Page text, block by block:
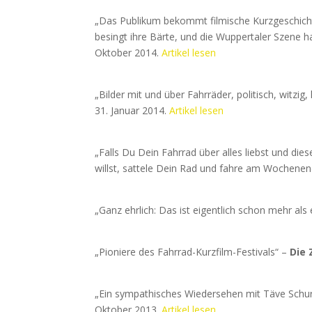
„Das Publikum bekommt filmische
besingt ihre Bärte, und die Wuppertaler Szene
Oktober 2014. Artikel lesen
„Bilder mit und über Fahrräder, politisch,
31. Januar 2014. Artikel lesen
„Falls Du Dein Fahrrad über alles liebst und
willst, sattele Dein Rad und fahre am
„Ganz ehrlich: Das ist eigentlich schon mehr
„Pioniere des Fahrrad-Kurzfilm-Festivals“ – Die
„Ein sympathisches Wiedersehen mit Täve
Oktober 2013. Artikel lesen